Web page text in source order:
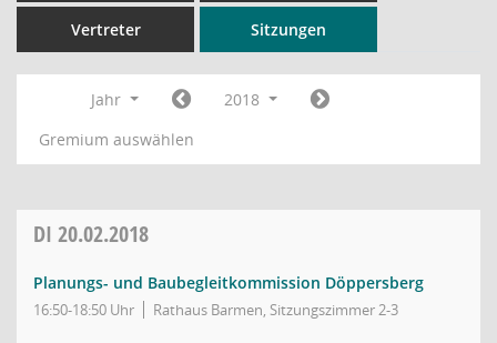
Vertreter Sitzungen
Jahr
2018
Gremium auswählen
DI 20.02.2018
Planungs- und Baubegleitkommission Döppersberg
16:50-18:50 Uhr Rathaus Barmen, Sitzungszimmer 2-3